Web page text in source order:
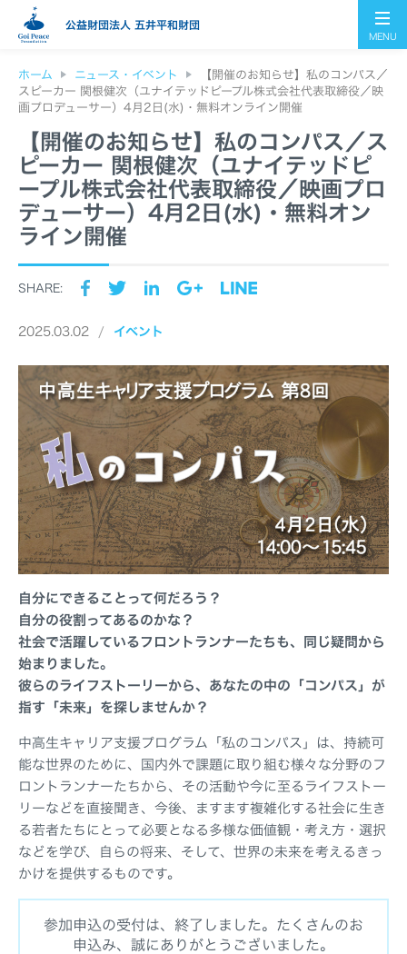
公益財団法人 五井平和財団
MENU
ホーム ニュース・イベント
【開催のお知らせ】私のコンパス／
スピーカー 関根健次（ユナイテッドピープル株式会社代表取締役／映
画プロデューサー）4月2日(水)・無料オンライン開催
【開催のお知らせ】私のコンパス／ス
ピーカー 関根健次（ユナイテッドピ
ープル株式会社代表取締役／映画プロ
デューサー）4月2日(水)・無料オン
ライン開催
SHARE:
2025.03.02 イベント
自分にできることって何だろう？
自分の役割ってあるのかな？
社会で活躍しているフロントランナーたちも、同じ疑問から
始まりました。
彼らのライフストーリーから、あなたの中の「コンパス」が
指す「未来」を探しませんか？
中高生キャリア支援プログラム「私のコンパス」は、持続可
能な世界のために、国内外で課題に取り組む様々な分野のフ
ロントランナーたちから、その活動や今に至るライフストー
リーなどを直接聞き、今後、ますます複雑化する社会に生き
る若者たちにとって必要となる多様な価値観・考え方・選択
などを学び、自らの将来、そして、世界の未来を考えるきっ
かけを提供するものです。
参加申込の受付は、終了しました。たくさんのお
申込み、誠にありがとうございました。